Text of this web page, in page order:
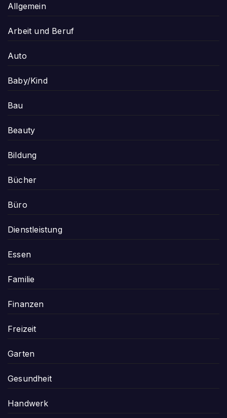
Allgemein
Arbeit und Beruf
Auto
Baby/Kind
Bau
Beauty
Bildung
Bücher
Büro
Dienstleistung
Essen
Familie
Finanzen
Freizeit
Garten
Gesundheit
Handwerk